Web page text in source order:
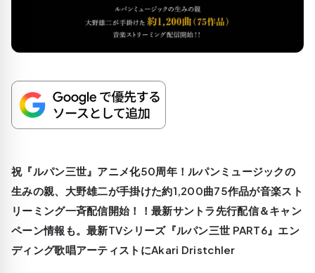
祝『ルパン三世』アニメ化50周年！ルパンミュージックの
生みの親、大野雄二が手掛けた約1,200曲75作品が音楽スト
リーミング一斉配信開始！！最新サントラ先行配信＆キャン
ペーン情報も。最新TVシリーズ『ルパン三世 PART6』エン
ディング歌唱アーティストにAkari Dristchler